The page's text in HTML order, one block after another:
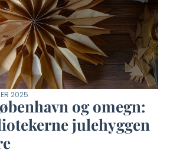
2025
og omegn:
julehyggen